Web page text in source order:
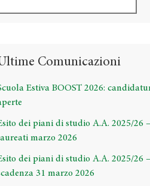
Comunicazioni
Estiva BOOST 2026:
dei piani di studio A.A. 2025/26 –
marzo 2026
dei piani di studio A.A. 2025/26 –
31 marzo 2026